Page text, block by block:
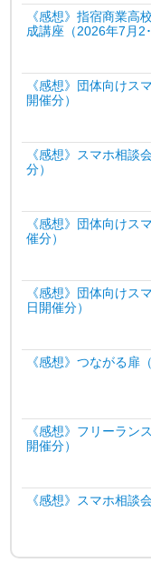
《感想》指宿商業高
成講座（2026年7月2･
《感想》団体向けス
開催分）
《感想》スマホ相談
分）
《感想》団体向けス
催分）
《感想》団体向けス
日開催分）
《感想》つながる扉
《感想》フリーラン
開催分）
《感想》スマホ相談